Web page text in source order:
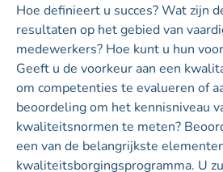
Hoe definieert u succes? Wat zijn
resultaten op het gebied van
medewerkers? Hoe kunt u hun
Geeft u de voorkeur aan een
om competenties te evalueren of
beoordeling om het kennisniveau
kwaliteitsnormen te meten?
een van de belangrijkste
kwaliteitsborgingsprogramma. U